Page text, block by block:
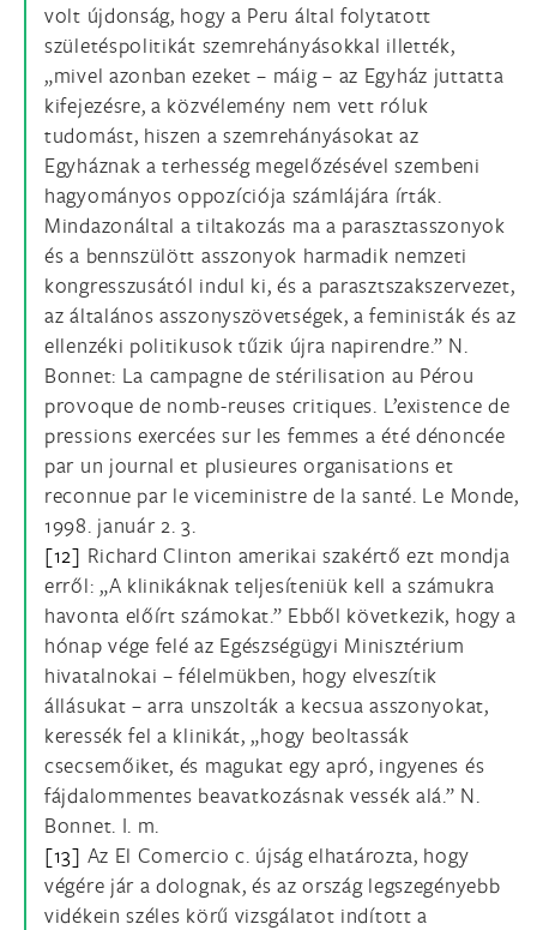
volt újdonság, hogy a Peru által folytatott
születéspolitikát szemrehányásokkal illették,
„mivel azonban ezeket – máig – az Egyház juttatta
kifejezésre, a közvélemény nem vett róluk
tudomást, hiszen a szemrehányásokat az
Egyháznak a terhesség megelőzésével szembeni
hagyományos oppozíciója számlájára írták.
Mindazonáltal a tiltakozás ma a parasztasszonyok
és a bennszülött asszonyok harmadik nemzeti
kongresszusától indul ki, és a parasztszakszervezet,
az általános asszonyszövetségek, a feministák és az
ellenzéki politikusok tűzik újra napirendre.” N.
Bonnet: La campagne de stérilisation au Pérou
provoque de nomb-reuses critiques. L’existence de
pressions exercées sur les femmes a été dénoncée
par un journal et plusieures organisations et
reconnue par le viceministre de la santé. Le Monde,
1998. január 2. 3.
[12] Richard Clinton amerikai szakértő ezt mondja
erről: „A klinikáknak teljesíteniük kell a számukra
havonta előírt számokat.” Ebből következik, hogy a
hónap vége felé az Egészségügyi Minisztérium
hivatalnokai – félelmükben, hogy elveszítik
állásukat – arra unszolták a kecsua asszonyokat,
keressék fel a klinikát, „hogy beoltassák
csecsemőiket, és magukat egy apró, ingyenes és
fájdalommentes beavatkozásnak vessék alá.” N.
Bonnet. I. m.
[13] Az El Comercio c. újság elhatározta, hogy
végére jár a dolognak, és az ország legszegényebb
vidékein széles körű vizsgálatot indított a